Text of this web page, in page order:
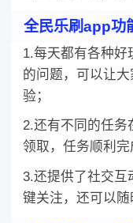
全民乐刷app功
1.每天都有各种好
的问题，可以让
验；
2.还有不同的任务
领取，任务顺利完
3.还提供了社交互
键关注，还可以随